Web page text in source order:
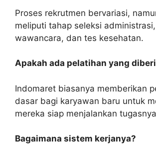
Proses rekrutmen bervariasi,
meliputi tahap seleksi
wawancara, dan tes kesehatan.
Apakah ada pelatihan yang
Indomaret biasanya memberikan
dasar bagi karyawan baru untuk
mereka siap menjalankan
Bagaimana sistem kerjanya?